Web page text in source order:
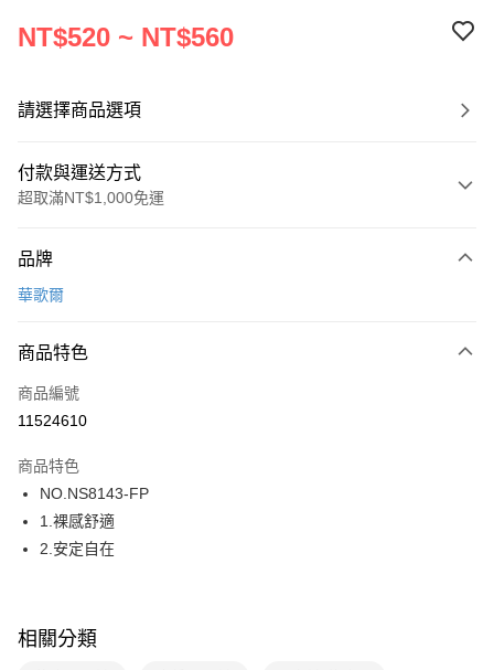
NT$520 ~ NT$560
請選擇商品選項
付款與運送方式
超取滿NT$1,000免運
信用卡一次付款
LINE Pay
街口支付
運送方式
全家取貨付款
每筆NT$80，滿NT$1,000(含以上)免運費
每筆NT$80，滿NT$1,000(含以上)免運費
品牌
華歌爾
商品特色
商品編號
11524610
商品特色
NO.NS8143-FP
1.裸感舒適
2.安定自在
相關分類